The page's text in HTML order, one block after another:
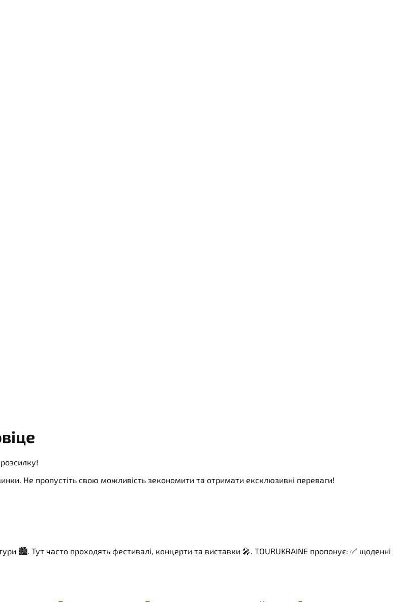
Не пропустіть свою можливість зекономити та отримати ексклюзивні переваги!
🏙️. Тут часто проходять фестивалі, концерти та виставки 🎤. TOURUKRAINE пропонує: ✅ щоденні